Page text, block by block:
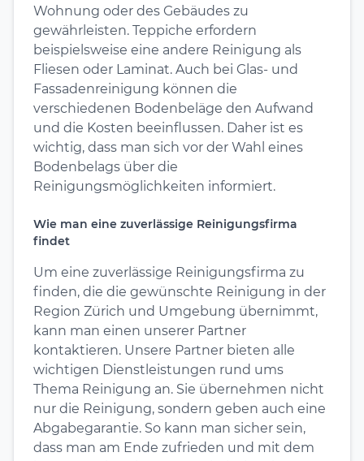
Wohnung oder des Gebäudes zu
gewährleisten. Teppiche erfordern
beispielsweise eine andere Reinigung als
Fliesen oder Laminat. Auch bei Glas- und
Fassadenreinigung können die
verschiedenen Bodenbeläge den Aufwand
und die Kosten beeinflussen. Daher ist es
wichtig, dass man sich vor der Wahl eines
Bodenbelags über die
Reinigungsmöglichkeiten informiert.
Wie man eine zuverlässige Reinigungsfirma
findet
Um eine zuverlässige Reinigungsfirma zu
finden, die die gewünschte Reinigung in der
Region Zürich und Umgebung übernimmt,
kann man einen unserer Partner
kontaktieren. Unsere Partner bieten alle
wichtigen Dienstleistungen rund ums
Thema Reinigung an. Sie übernehmen nicht
nur die Reinigung, sondern geben auch eine
Abgabegarantie. So kann man sicher sein,
dass man am Ende zufrieden und mit dem